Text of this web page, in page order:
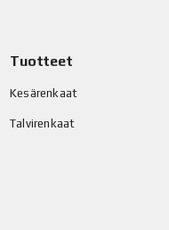
Tuotteet
Kesärenkaat
Talvirenkaat